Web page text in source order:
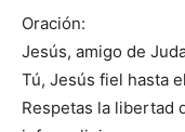
Oración:
Jesús, amigo de
Tú, Jesús fiel hasta
Respetas la libertad